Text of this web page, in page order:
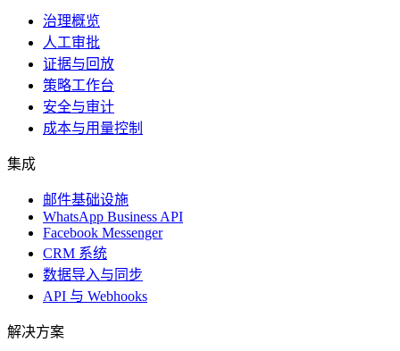
治理概览
人工审批
证据与回放
策略工作台
安全与审计
成本与用量控制
集成
邮件基础设施
WhatsApp Business API
Facebook Messenger
CRM 系统
数据导入与同步
API 与 Webhooks
解决方案